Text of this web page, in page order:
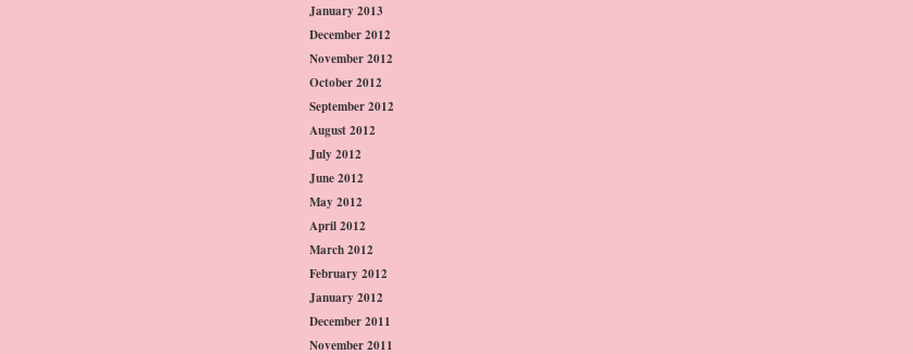
January 2013
December 2012
November 2012
October 2012
September 2012
August 2012
July 2012
June 2012
May 2012
April 2012
March 2012
February 2012
January 2012
December 2011
November 2011